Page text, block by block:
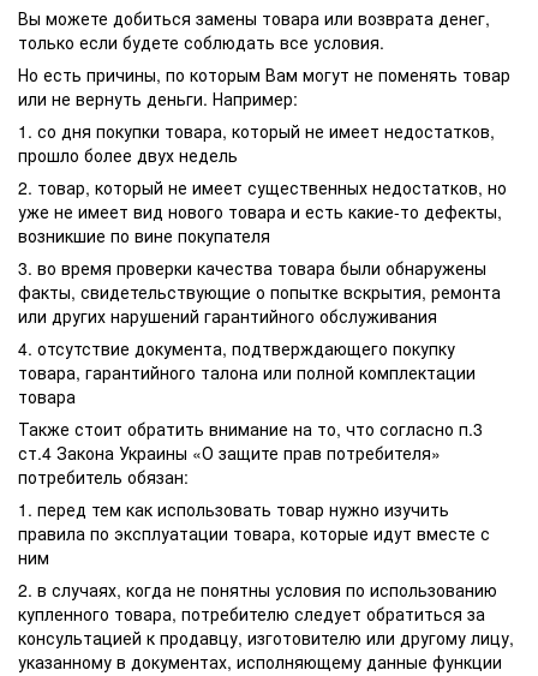
Вы можете добиться замены товара или возврата денег,
только если будете соблюдать все условия.
Но есть причины, по которым Вам могут не поменять товар
или не вернуть деньги. Например:
1. со дня покупки товара, который не имеет недостатков,
прошло более двух недель
2. товар, который не имеет существенных недостатков, но
уже не имеет вид нового товара и есть какие-то дефекты,
возникшие по вине покупателя
3. во время проверки качества товара были обнаружены
факты, свидетельствующие о попытке вскрытия, ремонта
или других нарушений гарантийного обслуживания
4. отсутствие документа, подтверждающего покупку
товара, гарантийного талона или полной комплектации
товара
Также стоит обратить внимание на то, что согласно п.3
ст.4 Закона Украины «О защите прав потребителя»
потребитель обязан:
1. перед тем как использовать товар нужно изучить
правила по эксплуатации товара, которые идут вместе с
ним
2. в случаях, когда не понятны условия по использованию
купленного товара, потребителю следует обратиться за
консультацией к продавцу, изготовителю или другому лицу,
указанному в документах, исполняющему данные функции